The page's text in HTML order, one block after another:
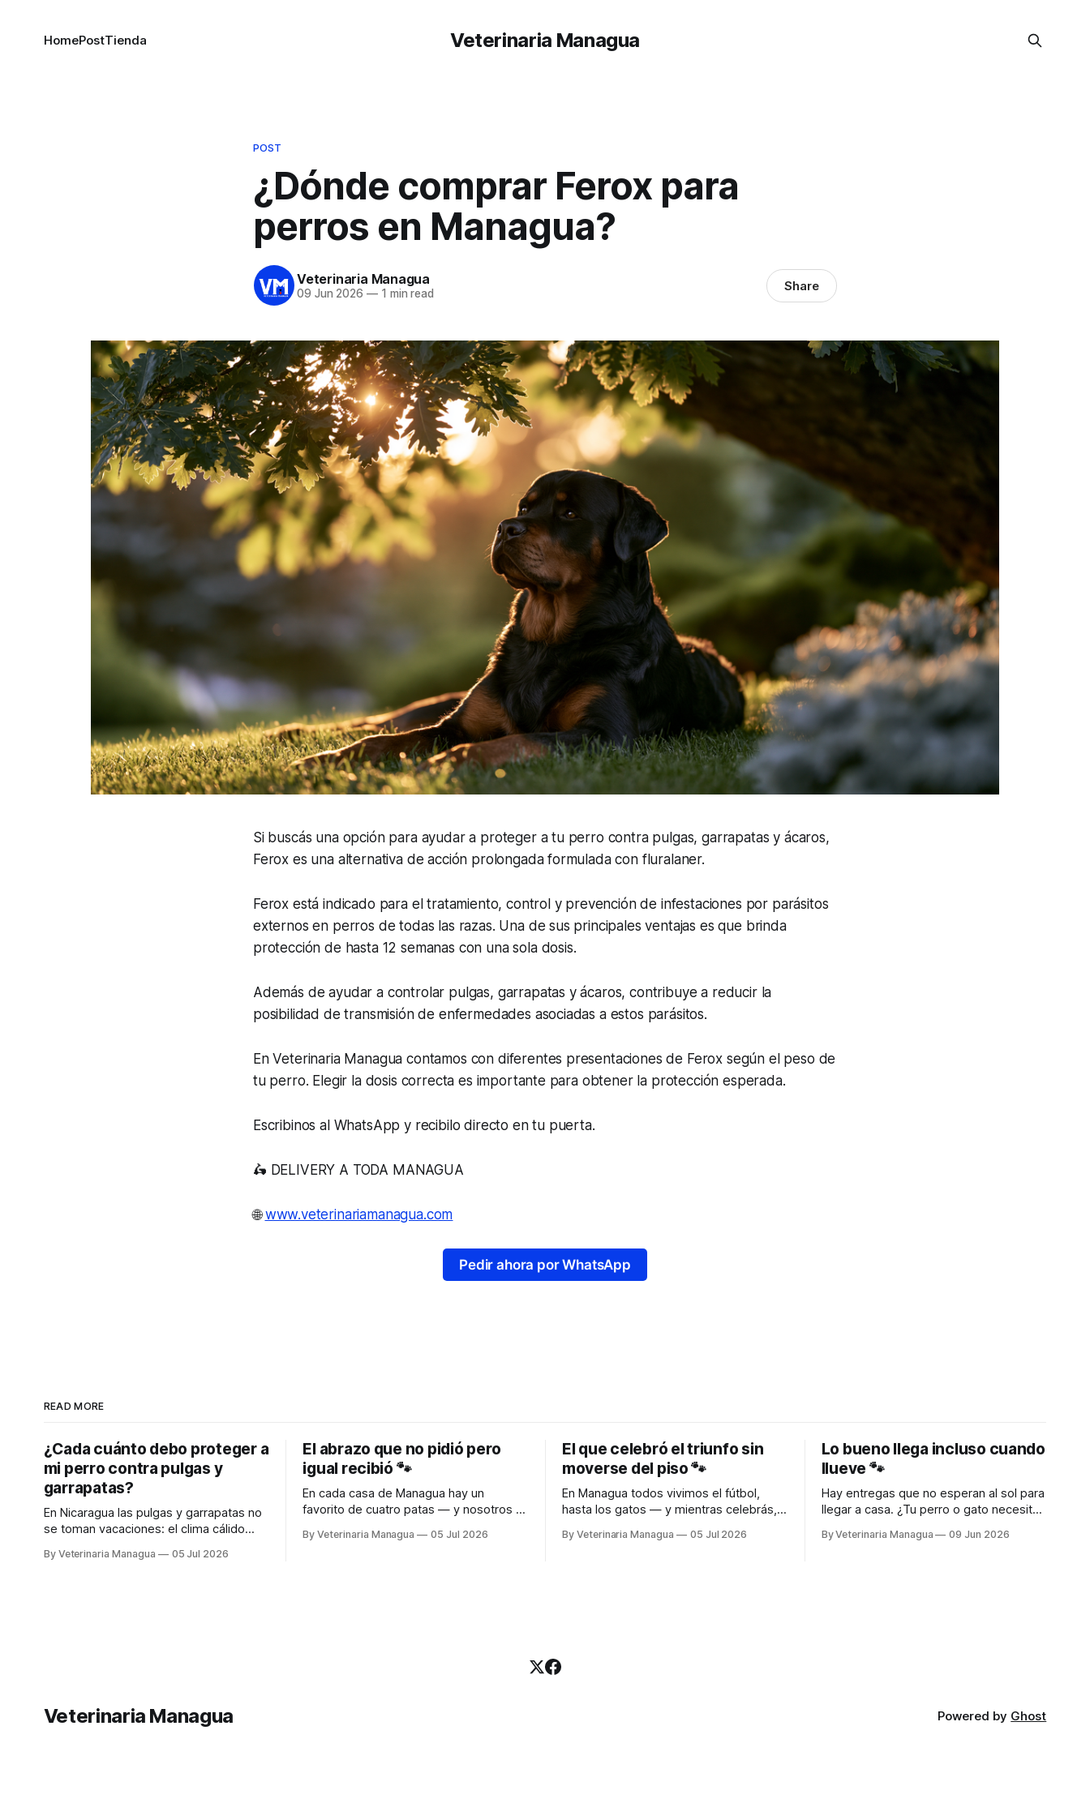
Veterinaria Managua
HomePostTienda
POST
¿Dónde comprar Ferox para
perros en Managua?
Veterinaria Managua
09 Jun 2026 —1 min read Share
Si buscás una opción para ayudar a proteger a tu perro contra pulgas, garrapatas y ácaros,
Ferox es una alternativa de acción prolongada formulada con fluralaner.
Ferox está indicado para el tratamiento, control y prevención de infestaciones por parásitos
externos en perros de todas las razas. Una de sus principales ventajas es que brinda
protección de hasta 12 semanas con una sola dosis.
Además de ayudar a controlar pulgas, garrapatas y ácaros, contribuye a reducir la
posibilidad de transmisión de enfermedades asociadas a estos parásitos.
En Veterinaria Managua contamos con diferentes presentaciones de Ferox según el peso de
tu perro. Elegir la dosis correcta es importante para obtener la protección esperada.
Escribinos al WhatsApp y recibilo directo en tu puerta.
🛵 DELIVERY A TODA MANAGUA
🌐www.veterinariamanagua.com
Pedir ahora por WhatsApp
READ MORE
¿Cada cuánto debo proteger a
mi perro contra pulgas y
garrapatas?
En Nicaragua las pulgas y garrapatas no
se toman vacaciones: el clima cálido
eso la protección de tu perro no es algo
By Veterinaria Managua 05 Jul 2026
El abrazo que no pidió pero
igual recibió 🐾
En cada casa de Managua hay un
favorito de cuatro patas — y nosotros le
lo que necesita hasta la puerta.
By Veterinaria Managua 05 Jul 2026
El que celebró el triunfo sin
moverse del piso 🐾
En Managua todos vivimos el fútbol,
hasta los gatos — y mientras celebrás,
necesita hasta la puerta. Escribinos al
By Veterinaria Managua 05 Jul 2026
Lo bueno llega incluso cuando
llueve 🐾
Hay entregas que no esperan al sol para
llegar a casa. ¿Tu perro o gato necesita
recibilo directo en tu puerta. 🛵
By Veterinaria Managua 09 Jun 2026
Veterinaria Managua Powered by Ghost